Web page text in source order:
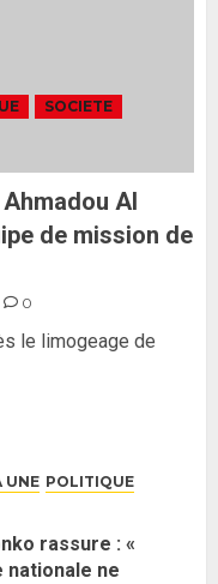
: PASTEF pose
SOCIETE
Al
de mission de
0
le limogeage de
UNE POLITIQUE
rassure : «
nationale ne